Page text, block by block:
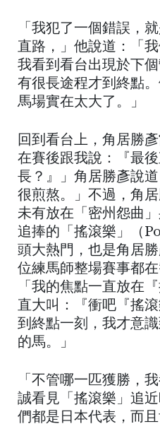
「我犯了一個錯誤，
直路，」他說道：「
我看到看台出現於下
有很長途程才到終點
馬場實在太大了。」
回到看台上，角居勝
在賽後跟我說：『最
長？』」角居勝彥說
很煎熬。」不過，角
未有放在「密州怨曲
追捧的「搖滾樂」（
頭大熱門，也是角居
位練馬師整場賽事都
「我的焦點一直放在
直大叫：『衝吧『搖
到終點一刻，我才意
的馬。」
「不管哪一匹獲勝，
誠看見「搖滾樂」追
們都是日本代表，而